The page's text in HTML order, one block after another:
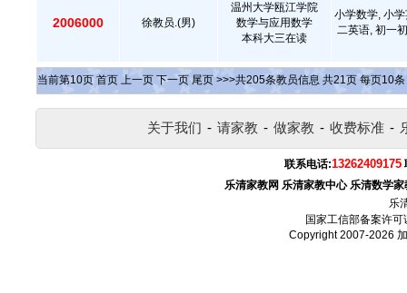
2006000 徐教员.(男)
温州大学瓯江学院
数学与应用数学
本科大三在读
小学数学, 小
二英语, 初一
当前第10页 首页 上一页 下一页 尾页 >>>共205条教员信息 共21页 每页10条
关于我们 - 请家教 - 做家教 - 收费标准 -
联系电话:13262409175
乐清家教网 乐清家教中心 乐清数学家
乐
国家工信部备案许可
Copyright 2007-2026